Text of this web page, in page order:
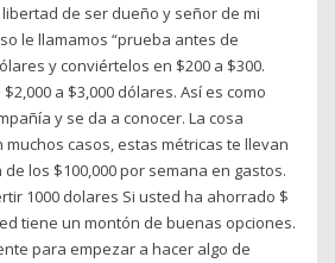
de ser dueño y señor de mi
le llamamos “prueba antes de
y conviértelos en $200 a $300.
a $3,000 dólares. Así es como
y se da a conocer. La cosa
casos, estas métricas te llevan
los $100,000 por semana en gastos.
1000 dolares Si usted ha ahorrado $
tiene un montón de buenas opciones.
para empezar a hacer algo de